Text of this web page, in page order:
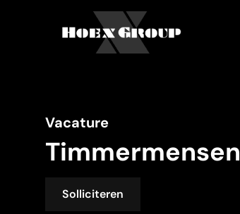
Vacature
Timmermensen
Solliciteren